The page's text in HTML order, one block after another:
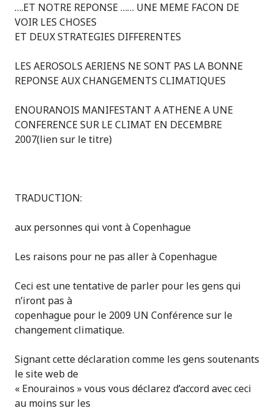
….ET NOTRE REPONSE …… UNE MEME FACON DE
VOIR LES CHOSES
ET DEUX STRATEGIES DIFFERENTES
LES AEROSOLS AERIENS NE SONT PAS LA BONNE
REPONSE AUX CHANGEMENTS CLIMATIQUES
ENOURANOIS MANIFESTANT A ATHENE A UNE
CONFERENCE SUR LE CLIMAT EN DECEMBRE
2007(lien sur le titre)
TRADUCTION:
aux personnes qui vont à Copenhague
Les raisons pour ne pas aller à Copenhague
Ceci est une tentative de parler pour les gens qui
n’iront pas à
copenhague pour le 2009 UN Conférence sur le
changement climatique.
Signant cette déclaration comme les gens soutenants
le site web de
« Enourainos » vous vous déclarez d’accord avec ceci
au moins sur les